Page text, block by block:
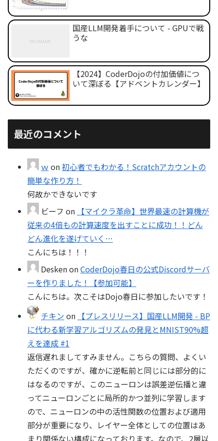
国産LLM開発着手について - GPUで戦
うな
【2024】CoderDojoの付加価値につ
いて深ぼる【アドベントカレンダー】
最近のコメント
ｗ on初心者でもわかる！Scratchアカウントの
簡単な作り方！
何故かできないです
ビーフ on 【マイクラ革命】世界最速の計算機が
従来の4倍もの計算速度を出すことに成功！！どん
どん進化を遂げていく…
こんにちは！！！
DeskenonCoderDojo春日の公式Discordサーバ
ーを作りました！【参加可能】
こんにちは。次こそはDojo春日に参加したいです！
チキン on 【プレスリリース】国産LLM開発 - BP
に代わる新学習アルゴリズムの発見とMNIST90%超
えを達成 #1
返信遅れましてすみません。こちらの質問、よくい
ただくのですが、確かに逆転前と同じには部分的に
はなるのですが、このニューロンは誤差逆伝播と違
ってニューロンごとに局所的かつ並列に学習します
ので、ニューロンの中の活性関数の位置および適用
部分が重要になり、レイヤー全体としての位置はあ
まり関係ない構成になっております。なので、2層以